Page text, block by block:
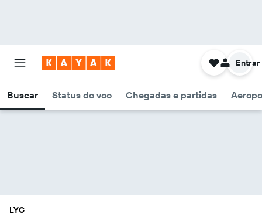
Buscar Status do voo Chegadas e partidas
Entrar
LYC